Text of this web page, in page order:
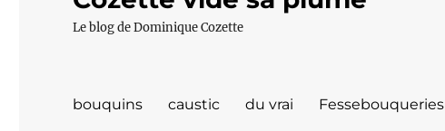
Le blog de Dominique Cozette
bouquins caustic du vrai Fessebouqueries